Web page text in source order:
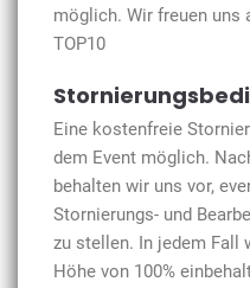
möglich. Wir freuen uns
TOP10
Eine kostenfreie
dem Event möglich.
behalten wir uns vor,
Stornierungs- und
zu stellen. In jedem Fall
Höhe von 100%